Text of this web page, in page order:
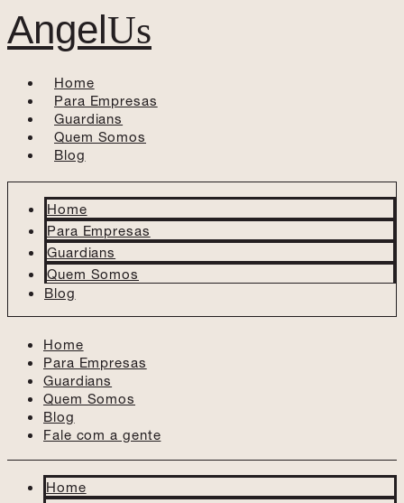
AngelUs
Home
Para Empresas
Guardians
Quem Somos
Blog
Home
Para Empresas
Guardians
Quem Somos
Blog
Home
Para Empresas
Guardians
Quem Somos
Blog
Fale com a gente
Home